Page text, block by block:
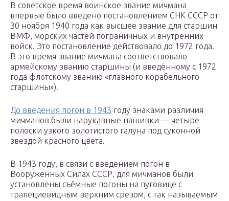
В советское время воинское звание мичмана
впервые было введено постановлением СНК СССР от
30 ноября 1940 года как высшее звание для старшин
ВМФ, морских частей пограничных и внутренних
войск. Это постановление действовало до 1972 года.
В это время звание мичмана соответствовало
армейскому званию старшины (и введённому с 1972
года флотскому званию «главного корабельного
старшины»).
До введения погон в 1943 году знаками различия
мичманов были нарукавные нашивки — четыре
полоски узкого золотистого галуна под суконной
звездой красного цвета.
В 1943 году, в связи с введением погон в
Вооруженных Силах СССР, для мичманов были
установлены съёмные погоны на пуговице с
трапециевидным верхним срезом, с так называемым